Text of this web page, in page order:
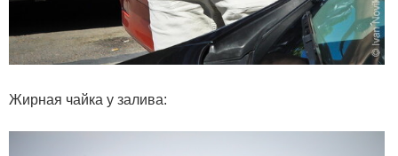
Жирная чайка у залива: